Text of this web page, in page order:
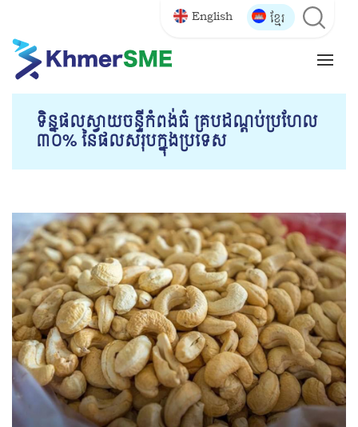
English ខ្មែរ
ទិន្នផល​ស្វាយចន្ទីកំពង់ធំ ​គ្របដណ្តប់​ប្រហែល
៣០% នៃ​ផល​សរុប​ក្នុង​ប្រទេស